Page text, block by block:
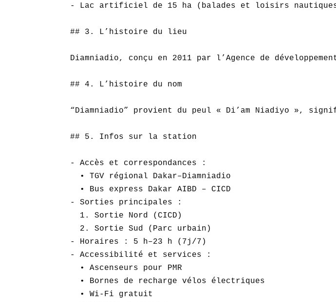
- Lac artificiel de 15 ha (balades et loisirs
## 3. L’histoire du lieu
Diamniadio, conçu en 2011 par l’Agence de
## 4. L’histoire du nom
“Diamniadio” provient du peul « Di’am Niadiyo »,
## 5. Infos sur la station
- Accès et correspondances :
  • TGV régional Dakar–Diamniadio
  • Bus express Dakar AIBD – CICD
- Sorties principales :
  1. Sortie Nord (CICD)
  2. Sortie Sud (Parc urbain)
- Horaires : 5 h–23 h (7j/7)
- Accessibilité et services :
  • Ascenseurs pour PMR
  • Bornes de recharge vélos électriques
  • Wi-Fi gratuit